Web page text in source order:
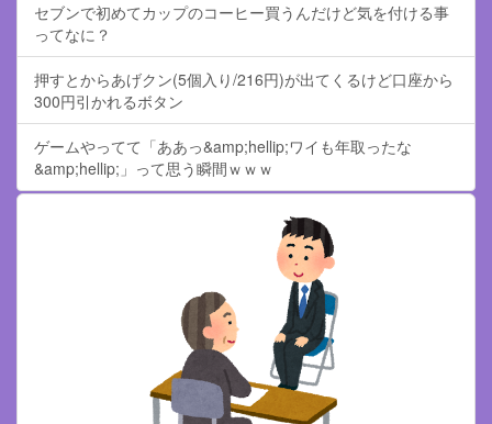
セブンで初めてカップのコーヒー買うんだけど気を付ける事
ってなに？
押すとからあげクン(5個入り/216円)が出てくるけど口座から
300円引かれるボタン
ゲームやってて「ああっ&amp;hellip;ワイも年取ったな
&amp;hellip;」って思う瞬間ｗｗｗ